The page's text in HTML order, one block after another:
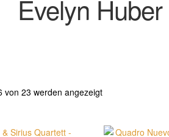
Evelyn Huber
von 23 werden angezeigtNach